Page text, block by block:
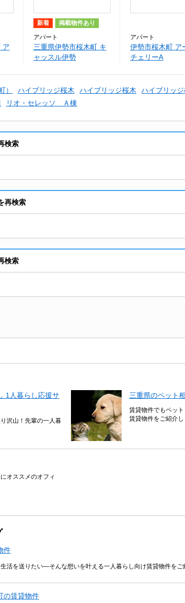
ア
新着 掲載物件あり
アパート
三重県伊勢市桜木町 キ
ャッスル伊勢
アパート
伊勢市桜木町 ア
チェリーA
） ハイブリッジ桜木 ハイブリッジ桜木
ハイブリッ
リオ・セレッソ Ａ棟
検索
再検索
検索
1人暮らし応援サ
沢山！先輩の一人暮
三重県のペット
賃貸物件でもペッ
賃貸物件をご紹介
オススメのオフィ
件
活を送りたい―そんな想いを叶える一人暮らし向け賃貸物件をご
の賃貸物件